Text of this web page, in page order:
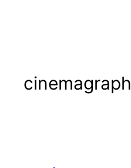
cinemagraph